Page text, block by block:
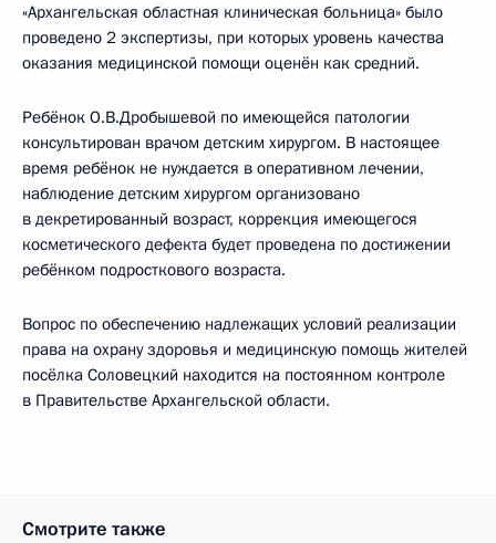
«Архангельская областная клиническая больница» было
проведено 2 экспертизы, при которых уровень качества
оказания медицинской помощи оценён как средний.
Ребёнок О.В.Дробышевой по имеющейся патологии
консультирован врачом детским хирургом. В настоящее
время ребёнок не нуждается в оперативном лечении,
наблюдение детским хирургом организовано
в декретированный возраст, коррекция имеющегося
косметического дефекта будет проведена по достижении
ребёнком подросткового возраста.
Вопрос по обеспечению надлежащих условий реализации
права на охрану здоровья и медицинскую помощь жителей
посёлка Соловецкий находится на постоянном контроле
в Правительстве Архангельской области.
Смотрите также